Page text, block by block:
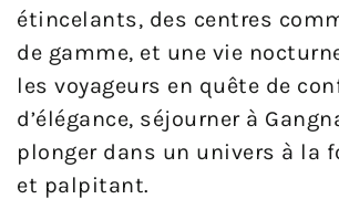
étincelants, des centres
de gamme, et une vie
les voyageurs en quête de
d’élégance, séjourner à
plonger dans un univers à la
et palpitant.